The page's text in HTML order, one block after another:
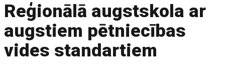
Reģionālā augstskola ar
augstiem pētniecības
vides standartiem